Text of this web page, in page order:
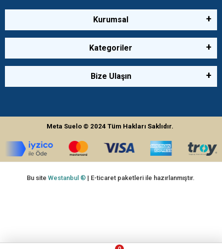
Kurumsal
Kategoriler
Bize Ulaşın
Meta Suelo © 2024Tüm Hakları Saklıdır.
Bu siteWestanbul ® | E-ticaret paketleri ile hazırlanmıştır.